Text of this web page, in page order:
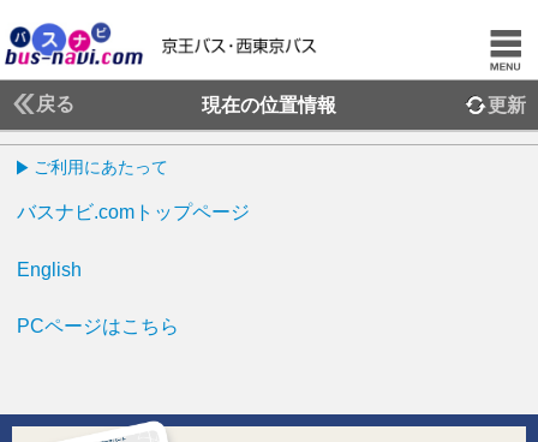
戻る 現在の位置情報 更新
ご利用にあたって
バスナビ.comトップページ
English
PCページはこちら